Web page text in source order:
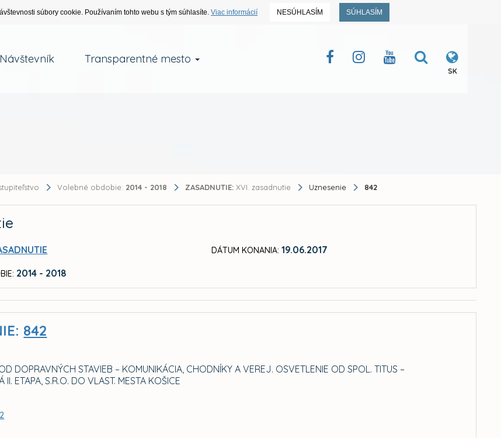
súbory cookie. Používaním tohto webu s tým súhlasíte. Viac informácií NESÚHLASÍM SÚHLASÍM
Návštevník Transparentné mesto
SK
Volebné obdobie: 2014 - 2018 ZASADNUTIE: XVI. zasadnutie Uznesenie 842
2014 - 2018
DÁTUM KONANIA: 19.06.2017
842
DOPRAVNÝCH STAVIEB – KOMUNIKÁCIA, CHODNÍKY A VEREJ. OSVETLENIE OD SPOL. TITUS –
II. ETAPA, S.R.O. DO VLAST. MESTA KOŠICE